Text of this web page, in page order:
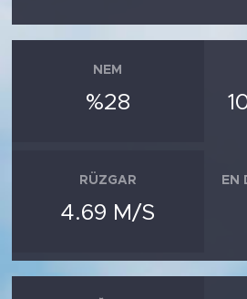
NEM
%28
RÜZGAR
4.69 M/S
EN